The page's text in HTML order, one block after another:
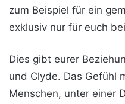
zum Beispiel für ein
exklusiv nur für euch
Dies gibt eurer
und Clyde. Das Gefühl
Menschen, unter einer